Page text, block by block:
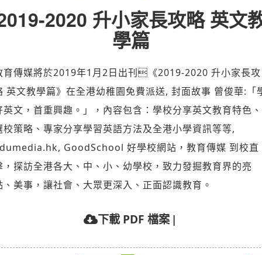
2020 升小家長攻略 英文
學篇
育傳媒將於2019年1月2日出刊《2019-2020 升小家長攻
英文教學篇》在全港幼稚園免費派送, 封面故事 曾俊華:「
英文，首重興趣。」，內容包含：學校分享英文教育特色、
校策略、專家分享學習英語方法及全港小學資訊等等,
GoodSchool 好學校網站，教育傳媒 到校直
，探訪全港各大、中、小、幼學校，致力發掘教育界的亮
、美事，讓社會、大眾更深入、正面認識教育。
下載 PDF 檔案 |